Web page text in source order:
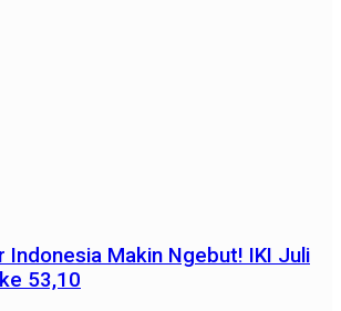
Indonesia Makin Ngebut! IKI Juli
53,10